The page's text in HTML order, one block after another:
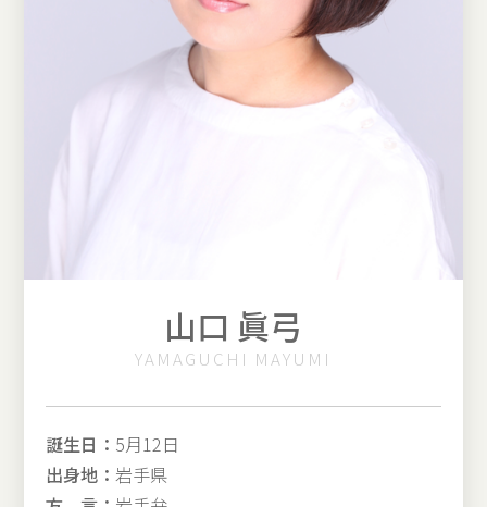
山口 眞弓
YAMAGUCHI MAYUMI
誕生日： 5月12日
出身地：岩手県